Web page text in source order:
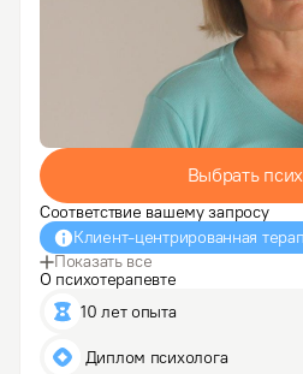
Выбрать
Соответствие вашему запросу
Клиент-центрированная
Показать все
О психотерапевте
10 лет опыта
Диплом психолога